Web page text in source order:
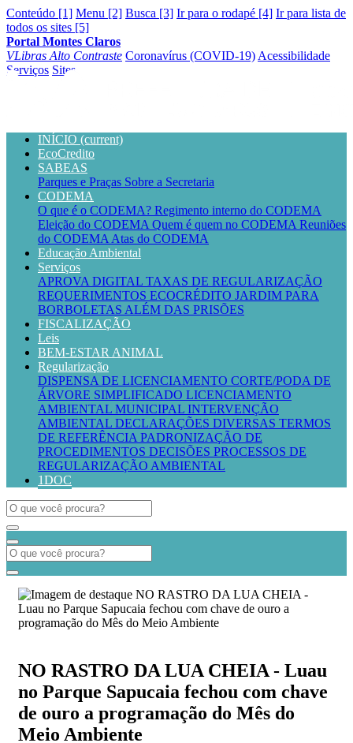
Conteúdo [1] Menu [2] Busca [3] Ir para o rodapé [4] Ir para lista de
todos os sites [5]
Portal Montes Claros
VLibras Alto Contraste Coronavírus (COVID-19) Acessibilidade
Serviços Sites
INÍCIO (current)
EcoCredito
SABEAS
Parques e Praças Sobre a Secretaria
CODEMA
O que é o CODEMA? Regimento interno do CODEMA
Eleição do CODEMA Quem é quem no CODEMA Reuniões
do CODEMA Atas do CODEMA
Educação Ambiental
Serviços
APROVA DIGITAL TAXAS DE REGULARIZAÇÃO
REQUERIMENTOS ECOCRÉDITO JARDIM PARA
BORBOLETAS ALÉM DAS PRISÕES
FISCALIZAÇÃO
Leis
BEM-ESTAR ANIMAL
Regularização
DISPENSA DE LICENCIAMENTO CORTE/PODA DE
ÁRVORE SIMPLIFICADO LICENCIAMENTO
AMBIENTAL MUNICIPAL INTERVENÇÃO
AMBIENTAL DECLARAÇÕES DIVERSAS TERMOS
DE REFERÊNCIA PADRONIZAÇÃO DE
PROCEDIMENTOS DECISÕES PROCESSOS DE
REGULARIZAÇÃO AMBIENTAL
1DOC
NO RASTRO DA LUA CHEIA - Luau
no Parque Sapucaia fechou com chave
de ouro a programação do Mês do
Meio Ambiente